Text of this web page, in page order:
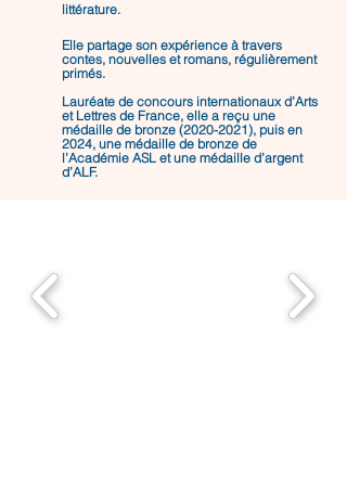
littérature.
Elle partage son expérience à travers
contes, nouvelles et romans, régulièrement
primés.
Lauréate de concours internationaux d’Arts
et Lettres de France, elle a reçu une
médaille de bronze (2020-2021), puis en
2024, une médaille de bronze de
l’Académie ASL et une médaille d’argent
d’ALF.